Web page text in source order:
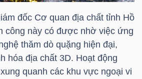
đốc Cơ quan địa chất tỉnh Hồ
công này có được nhờ việc ứng
thăm dò quặng hiện đại,
hóa địa chất 3D. Hoạt động
quanh các khu vực ngoại vi